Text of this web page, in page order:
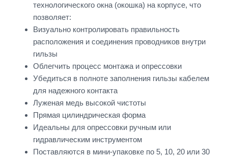
технологического окна (окошка) на корпусе, что
позволяет:
Визуально контролировать правильность
расположения и соединения проводников внутри
гильзы
Облегчить процесс монтажа и опрессовки
Убедиться в полноте заполнения гильзы кабелем
для надежного контакта
Луженая медь высокой чистоты
Прямая цилиндрическая форма
Идеальны для опрессовки ручным или
гидравлическим инструментом
Поставляются в мини-упаковке по 5, 10, 20 или 30